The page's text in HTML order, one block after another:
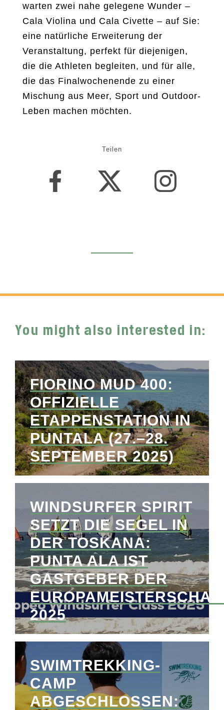
warten zwei nahe gelegene Wunder –
Cala Violina und Cala Civette – auf Sie:
eine natürliche Erweiterung der
Veranstaltung, perfekt für diejenigen,
die die Athleten begleiten, und für alle,
die das Finalwochenende zu einer
Mischung aus Meer, Sport und Outdoor-
Leben machen möchten.
Teilen
You might also interested in:
FIORINO MUD 400:
OFFIZIELLE
ETAPPENSTATION IN
PUNTALA (27.–28.
SEPTEMBER 2025)
WINDSURFER SPIRIT
SETZT DIE SEGEL IN
DER TOSKANA:
PUNTA ALA IST
GASTGEBER DER
2025
SWIMTREKKING-
CAMP
ABGESCHLOSSEN: